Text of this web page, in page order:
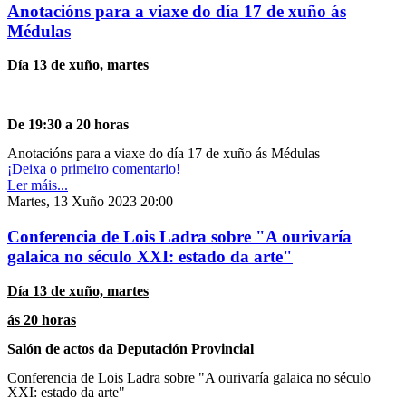
Anotacións para a viaxe do día 17 de xuño ás
Médulas
Día 13 de xuño, martes
De 19:30 a 20 horas
Anotacións para a viaxe do día 17 de xuño ás Médulas
¡Deixa o primeiro comentario!
Ler máis...
Martes, 13 Xuño 2023 20:00
Conferencia de Lois Ladra sobre "A ourivaría
galaica no século XXI: estado da arte"
Día 13 de xuño, martes
ás 20 horas
Salón de actos da Deputación Provincial
Conferencia de Lois Ladra sobre "A ourivaría galaica no século
XXI: estado da arte"